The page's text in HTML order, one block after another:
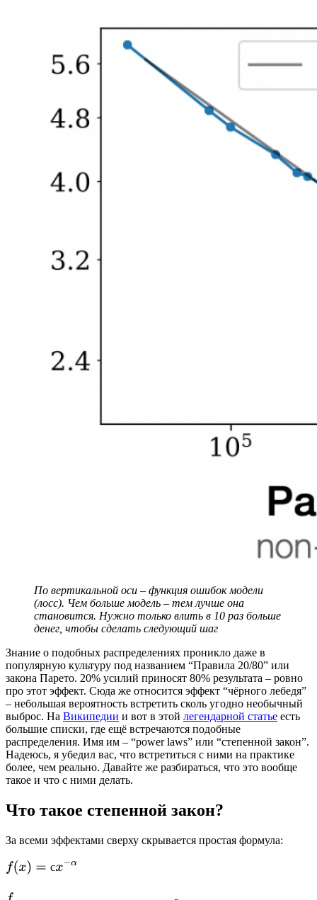
По вертикальной оси – функция ошибок модели
(лосс). Чем больше модель – тем лучше она
становится. Нужно только влить в 10 раз больше
денег, чтобы сделать следующий шаг
Знание о подобных распределениях проникло даже в
популярную культуру под названием “Правила 20/80” или
закона Парето. 20% усилий приносят 80% результата – ровно
про этот эффект. Сюда же относится эффект “чёрного лебедя”
– небольшая вероятность встретить сколь угодно необычный
выброс. На Википедии и вот в этой легендарной статье есть
большие списки, где ещё встречаются подобные
распределения. Имя им – “power laws” или “степенной закон”.
Надеюсь, я убедил вас, что встретиться с ними на практике
более, чем реально. Давайте же разбираться, что это вообще
такое и что с ними делать.
Что такое степенной закон?
За всеми эффектами сверху скрывается простая формула: